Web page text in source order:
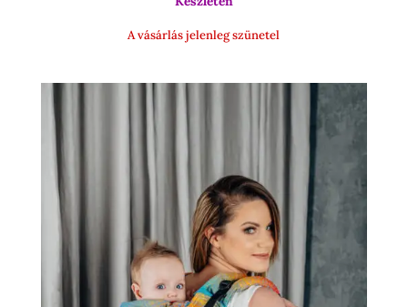
A vásárlás jelenleg szünetel